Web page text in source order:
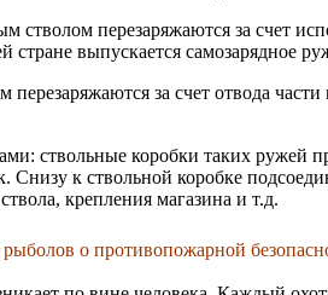
перезаряжаются за счет
выпускается самозарядное
за счет отвода
ствольные коробки таких ружей
Снизу к ствольной коробке
крепления магазина и т.д.
о противопожарной